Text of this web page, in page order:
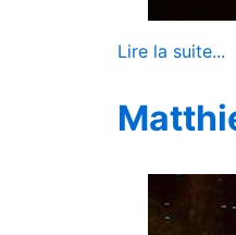
Lire la suite...